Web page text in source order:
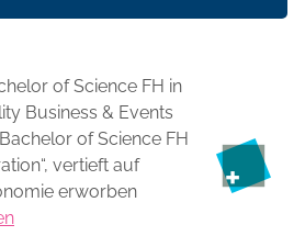
of Science FH in
Business & Events
of Science FH
vertieft auf
erworben